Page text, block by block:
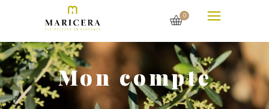
0
Mon compte